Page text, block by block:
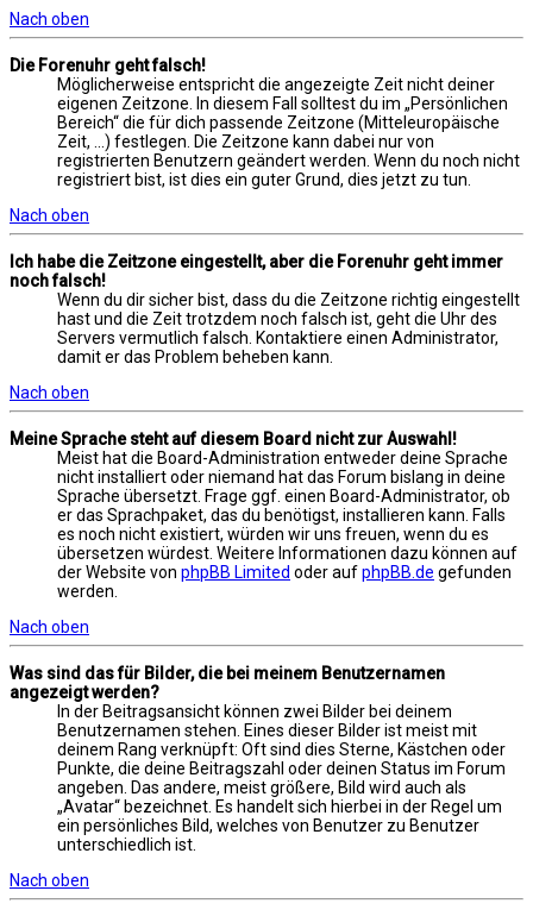
Nach oben
Die Forenuhr geht falsch!
Möglicherweise entspricht die angezeigte Zeit nicht deiner
eigenen Zeitzone. In diesem Fall solltest du im „Persönlichen
Bereich“ die für dich passende Zeitzone (Mitteleuropäische
Zeit, ...) festlegen. Die Zeitzone kann dabei nur von
registrierten Benutzern geändert werden. Wenn du noch nicht
registriert bist, ist dies ein guter Grund, dies jetzt zu tun.
Nach oben
Ich habe die Zeitzone eingestellt, aber die Forenuhr geht immer
noch falsch!
Wenn du dir sicher bist, dass du die Zeitzone richtig eingestellt
hast und die Zeit trotzdem noch falsch ist, geht die Uhr des
Servers vermutlich falsch. Kontaktiere einen Administrator,
damit er das Problem beheben kann.
Nach oben
Meine Sprache steht auf diesem Board nicht zur Auswahl!
Meist hat die Board-Administration entweder deine Sprache
nicht installiert oder niemand hat das Forum bislang in deine
Sprache übersetzt. Frage ggf. einen Board-Administrator, ob
er das Sprachpaket, das du benötigst, installieren kann. Falls
es noch nicht existiert, würden wir uns freuen, wenn du es
übersetzen würdest. Weitere Informationen dazu können auf
der Website von phpBB Limited oder aufphpBB.de gefunden
werden.
Nach oben
Was sind das für Bilder, die bei meinem Benutzernamen
angezeigt werden?
In der Beitragsansicht können zwei Bilder bei deinem
Benutzernamen stehen. Eines dieser Bilder ist meist mit
deinem Rang verknüpft: Oft sind dies Sterne, Kästchen oder
Punkte, die deine Beitragszahl oder deinen Status im Forum
angeben. Das andere, meist größere, Bild wird auch als
„Avatar“ bezeichnet. Es handelt sich hierbei in der Regel um
ein persönliches Bild, welches von Benutzer zu Benutzer
unterschiedlich ist.
Nach oben